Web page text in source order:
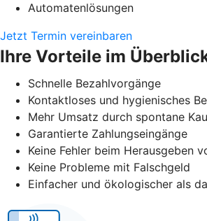
Automatenlösungen
Jetzt Termin vereinbaren
Ihre Vorteile im
Schnelle Bezahlvorgänge
Kontaktloses und hygienisches
Mehr Umsatz durch spontane
Garantierte Zahlungseingänge
Keine Fehler beim Herausgeben
Keine Probleme mit Falschgeld
Einfacher und ökologischer als